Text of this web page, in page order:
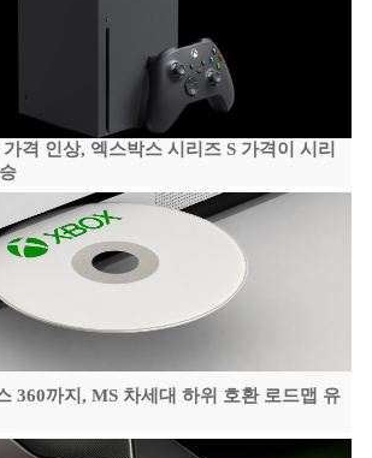
격 인상, 엑스박스 시리즈 S 가격이 시리
360까지, MS 차세대 하위 호환 로드맵 유